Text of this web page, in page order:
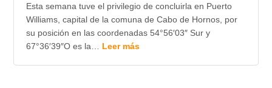
Esta semana tuve el privilegio de concluirla en Puerto
Williams, capital de la comuna de Cabo de Hornos, por
su posición en las coordenadas 54°56′03″ Sur y
67°36′39″O es la… Leer más